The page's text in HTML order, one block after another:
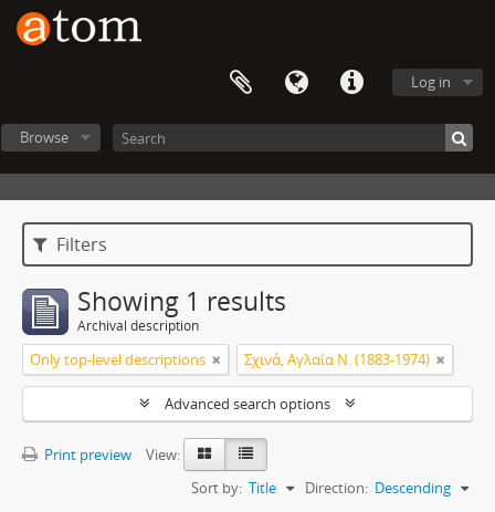
Log in
Browse
Filters
Showing 1 results
Archival description
Only top-level descriptions Σχινά, Αγλαΐα Ν. (1883-1974)
Advanced search options
Print preview
View:
Sort by: Title Direction: Descending